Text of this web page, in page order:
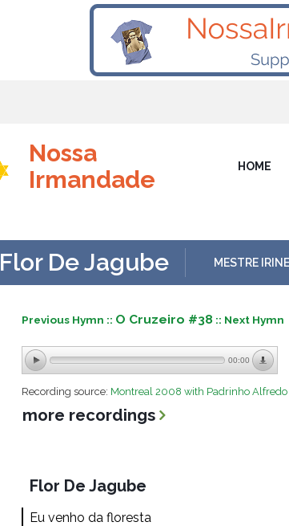
Nossa
Irmandade
HOME
Flor De Jagube MESTRE
Previous Hymn :: O Cruzeiro #38 :: Next Hymn
00:00
Recording source: Montreal 2008 with Padrinho Alfredo
more recordings
Flor De Jagube
Eu venho da floresta